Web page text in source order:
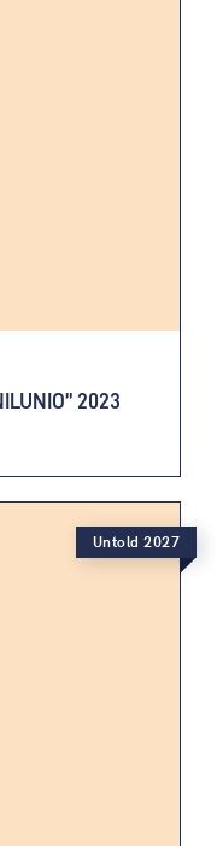
2023
Untold 2027